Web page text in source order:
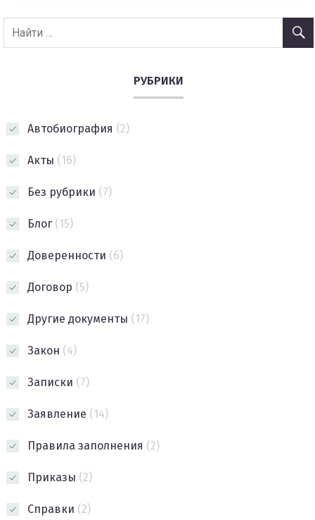
РУБРИКИ
Автобиография (2)
Акты (16)
Без рубрики (7)
Блог(15)
Доверенности (6)
Договор (5)
Другие документы (17)
Закон (4)
Записки (7)
Заявление (14)
Правила заполнения (2)
Приказы (2)
Справки (2)